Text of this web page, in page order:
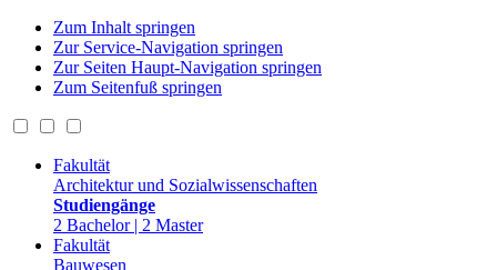
Zum Inhalt springen
Zur Service-Navigation springen
Zur Seiten Haupt-Navigation springen
Zum Seitenfuß springen
Fakultät
Architektur und Sozialwissenschaften
Studiengänge
2 Bachelor | 2 Master
Fakultät
Bauwesen